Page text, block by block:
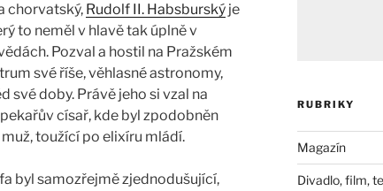
chorvatský, Rudolf II. Habsburský je
to neměl v hlavě tak úplně v
Pozval a hostil na Pražském
své říše, věhlasné astronomy,
doby. Právě jeho si vzal na
císař, kde byl zpodobněn
toužící po elixíru mládí.
byl samozřejmě zjednodušující,
RUBRIKY
Magazín
Divadlo, film,